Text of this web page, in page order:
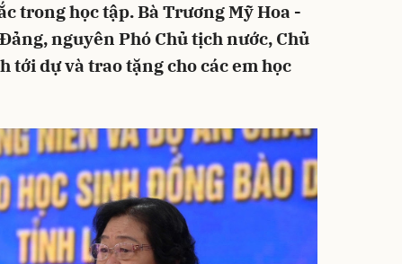
trong học tập. Bà Trương Mỹ Hoa -
nguyên Phó Chủ tịch nước, Chủ
tới dự và trao tặng cho các em học